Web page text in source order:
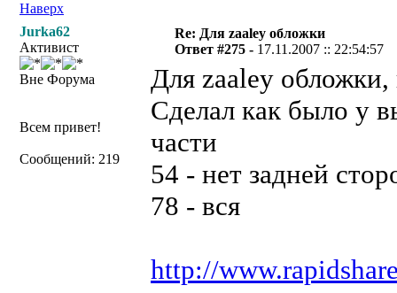
Наверх
Jurka62
Активист
Вне Форума
Всем привет!
Сообщений: 219
Re: Для zaaley обложки
Ответ #275 - 17.11.2007 :: 22:54:57
Для zaaley
Сделал как было у
части
54 - нет задней
78 - вся
http://